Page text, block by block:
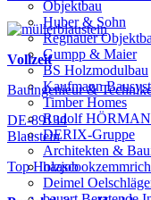
Objektbau
Huber & Sohn
Regnauer
Gumpp & Maier
BS Holzmodulbau
Kaufmann
Timber Homes
Rudolf
DERIX-Gruppe
Architekten &
Deimel
Vollzeit
Bauingenieur &
DE-89134
Blaustein
Top Holzjob